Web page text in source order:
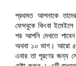
প্রথমত আপনাকে
ফেসবুকে কিংবা
পর আপনি দেখতে
অথবা ১০ ভাগ। আরো ৫
এবার তা পূরণের জন্য